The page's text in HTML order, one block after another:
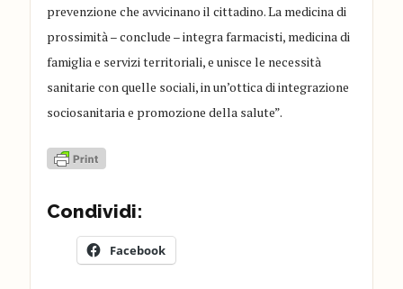
prevenzione che avvicinano il cittadino. La medicina di
prossimità – conclude – integra farmacisti, medicina di
famiglia e servizi territoriali, e unisce le necessità
sanitarie con quelle sociali, in un’ottica di integrazione
sociosanitaria e promozione della salute”.
Condividi:
Facebook